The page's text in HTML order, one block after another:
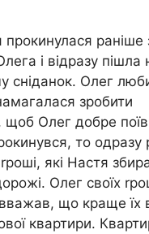
прокинулася раніше
і відразу пішла
сніданок. Олег
зробити
щоб Олег добре
то одразу
які Настя
Олег своїх
що краще їх
квартири.